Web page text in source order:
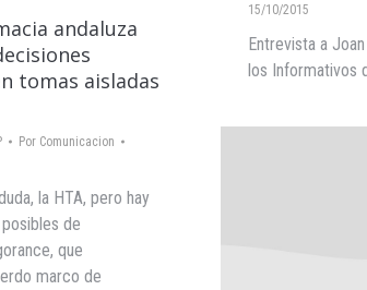
andaluza
tomas aisladas
Por Comunicacion
la HTA, pero hay
de
que
marco de
15/10/2015
Entrevista a
los Informativos